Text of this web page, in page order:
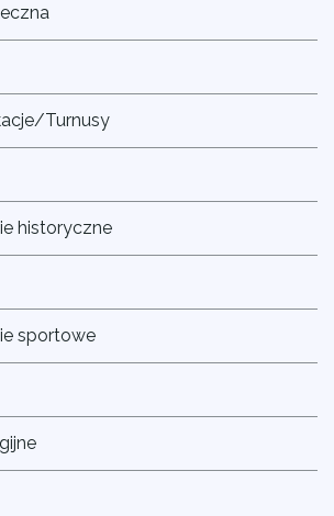
Turnusy
historyczne
sportowe